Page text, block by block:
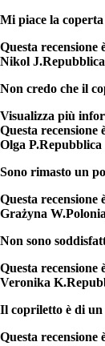
Mi piace la
Questa recensione
Nikol J.
Non credo che il
Visualizza più
Questa recensione
Olga P.Repubblica
Sono rimasto un
Questa recensione
Grażyna W.Polonia
Non sono
Questa recensione
Veronika K.
Il copriletto è di un
Questa recensione